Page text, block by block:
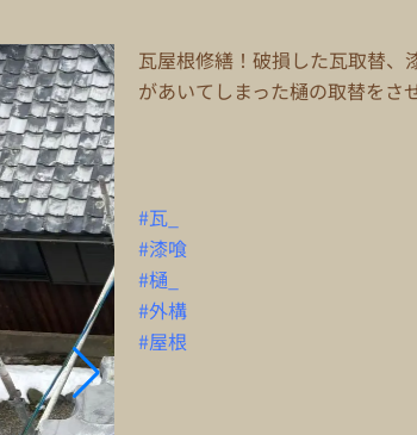
瓦屋根修繕！破損した瓦取替、
があいてしまった樋の取替をさ
#瓦_
#漆喰
#樋_
#外構
#屋根